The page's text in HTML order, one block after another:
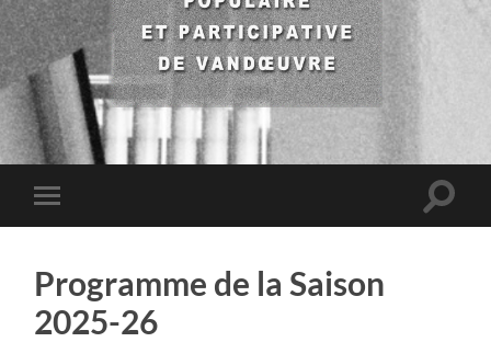
UP2V
Toggle
mobile
Toggle
Programme de la Saison
2025-26